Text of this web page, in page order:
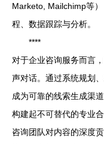
Marketo, Mailchimp等
程、数据跟踪与分析。
****
对于企业咨询服务而言
声对话。通过系统规划
成为可靠的线索生成渠
构建起不可替代的专业
咨询团队对内容的深度